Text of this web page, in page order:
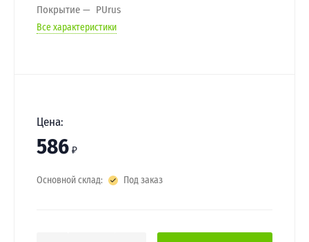
Покрытие
PUrus
Все характеристики
Цена:
586 ₽
Основной склад: Под заказ